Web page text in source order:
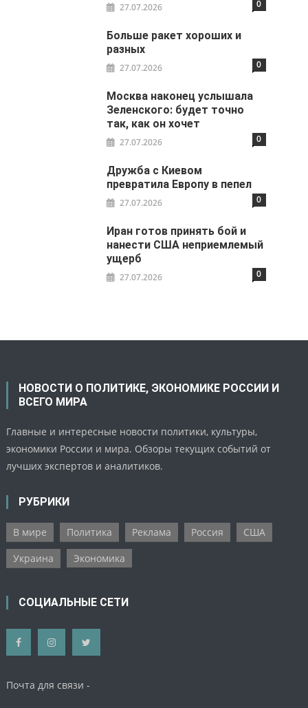
27.07.2026 0
Больше ракет хороших и
разных
27.07.2026 0
Москва наконец услышала
Зеленского: будет точно
так, как он хочет
27.07.2026 0
Дружба с Киевом
превратила Европу в пепел
27.07.2026 0
Иран готов принять бой и
нанести США неприемлемый
ущерб
27.07.2026 0
НОВОСТИ О ПОЛИТИКЕ, ЭКОНОМИКЕ РОССИИ И
ВСЕГО МИРА
Главные и интересные новости политики, культуры,
экономики России и мира. Обзоры текущих событий от
лучших экспертов и аналитиков.
РУБРИКИ
В мире Политика Реклама Россия
США
Украина
Экономика
СОЦИАЛЬНЫЕ СЕТИ
Почта для связи -